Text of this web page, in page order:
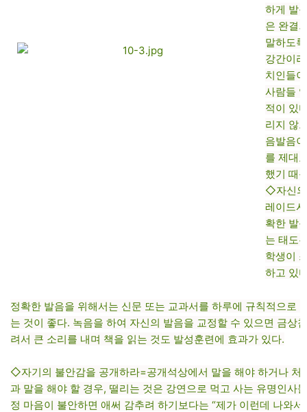
하게 발
은 완결
말하도
강간이
치인들
사람들
적이 있
리지 않
음발음
를 제대
했기 때
◇자신
레이드
확한 발
는 태도
학생이
하고 있
정확한 발음을 위해서는 신문 또는 교과서를 하루에 규칙적으로
는 것이 좋다. 녹음을 하여 자신의 발음을 교정할 수 있으면 금상
려서 큰 소리를 내며 책을 읽는 것도 발성훈련에 효과가 있다.
◇자기의 불안감을 공개하라=공개석상에서 말을 해야 하거나 처
과 말을 해야 할 경우, 떨리는 것은 강연으로 먹고 사는 유명인사
정 마음이 불안하면 애써 감추려 하기보다는 “제가 이런데 나와